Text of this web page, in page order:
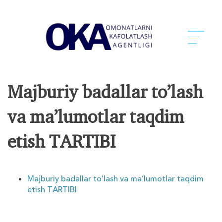
Mаjburiy bаdаllаr to’lаsh
vа mа’lumоtlаr tаqdim
etish TАRTIBI
Mаjburiy bаdаllаr to’lаsh vа mа’lumоtlаr tаqdim
etish TАRTIBI